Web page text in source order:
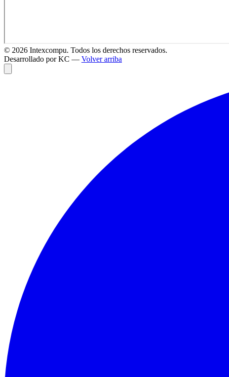
© 2026 Intexcompu. Todos los derechos reservados.
Desarrollado por KC — Volver arriba